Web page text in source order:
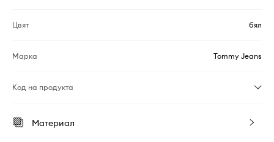
Цвят бял
Марка Tommy Jeans
Код на продукта
Материал